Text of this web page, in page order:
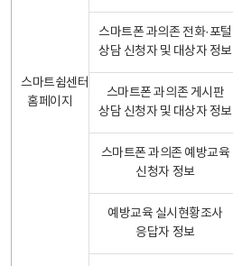
스마트쉼센터
홈페이지
스마트폰 과의존 전화·포털
상담 신청자 및 대상자 정보
스마트폰 과의존 게시판
상담 신청자 및 대상자 정보
스마트폰 과의존 예방교육
신청자 정보
예방교육 실시현황조사
응답자 정보